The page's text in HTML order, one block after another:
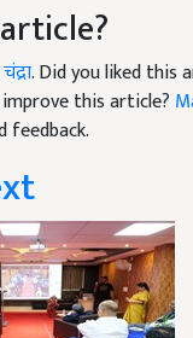
. Did you liked this
this article?
feedback.